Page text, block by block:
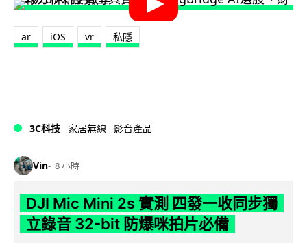
ar iOS vr 私隱
3C科技 家居無線 影音產品
Vin 8 小時
DJI Mic Mini 2s 實測 四發一收同步獨
立錄音 32-bit 防爆咪拍片必備